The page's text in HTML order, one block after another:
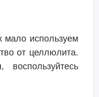
мало используем
от целлюлита.